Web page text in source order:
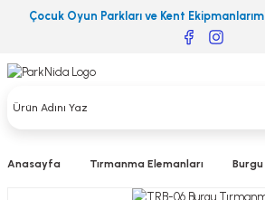
Çocuk Oyun Parkları ve Kent
Anasayfa Tırmanma Elemanları